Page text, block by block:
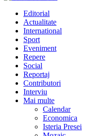
Editorial
Actualitate
International
Sport
Eveniment
Repere
Social
Reportaj
Contributori
Interviu
Mai multe
Calendar
Economica
Isteria Presei